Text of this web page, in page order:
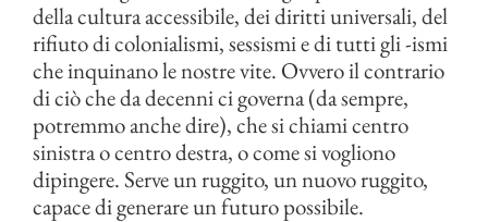
della cultura accessibile, dei diritti universali, del
rifiuto di colonialismi, sessismi e di tutti gli -ismi
che inquinano le nostre vite. Ovvero il contrario
di ciò che da decenni ci governa (da sempre,
potremmo anche dire), che si chiami centro
sinistra o centro destra, o come si vogliono
dipingere. Serve un ruggito, un nuovo ruggito,
capace di generare un futuro possibile.